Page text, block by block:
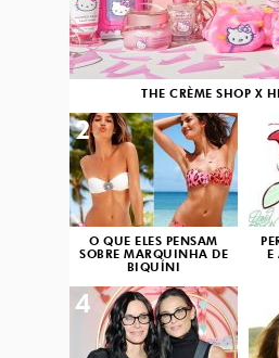
THE CRÈME SHOP X
O QUE ELES PENSAM
SOBRE MARQUINHA DE
BIQUÍNI
2
E
3
4